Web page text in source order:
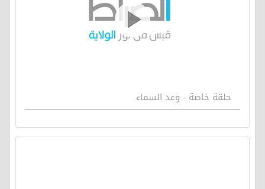
حلقة خاصة - وعد السماء